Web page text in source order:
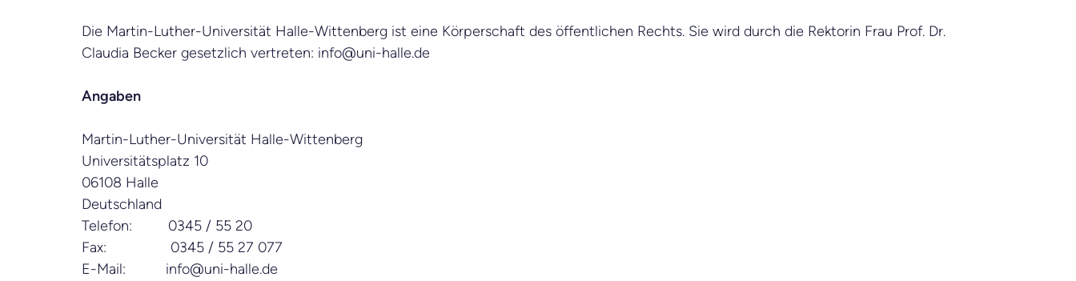
Die Martin-Luther-Universität Halle-Wittenberg ist eine Körperschaft des öffentlichen Rechts. Sie wird durch die Rektorin Frau Prof. Dr.
Claudia Becker gesetzlich vertreten: info@uni-halle.de
Angaben
Martin-Luther-Universität Halle-Wittenberg
Universitätsplatz 10
06108 Halle
Deutschland
Telefon: 0345 / 55 20
Fax: 0345 / 55 27 077
E-Mail: info@uni-halle.de